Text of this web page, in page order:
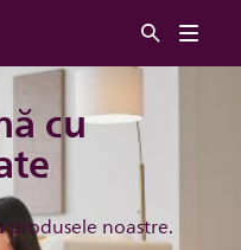
cu
produsele noastre.